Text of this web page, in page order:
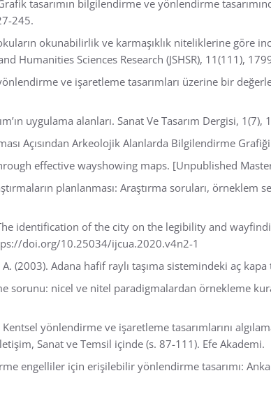
tasarımın bilgilendirme ve yönlendirme
245.
okunabilirlik ve karmaşıklık niteliklerine göre
Humanities Sciences Research (JSHSR), 11(111),
ve işaretleme tasarımları üzerine bir
uygulama alanları. Sanat Ve Tasarım Dergisi, 1(7),
Açısından Arkeolojik Alanlarda Bilgilendirme
effective wayshowing maps. [Unpublished
planlanması: Araştırma soruları, örneklem
identification of the city on the legibility and
doi.org/10.25034/ijcua.2020.v4n2-1
A. (2003). Adana hafif raylı taşıma sistemindeki aç
sorunu: nicel ve nitel paradigmalardan örnekleme
yönlendirme ve işaretleme tasarımlarını
Sanat ve Temsil içinde (s. 87-111). Efe Akademi.
engelliler için erişilebilir yönlendirme tasarımı: